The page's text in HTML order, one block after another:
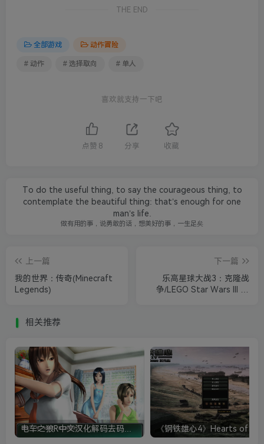
THE END
全部游戏 动作冒险
# 动作 # 选择取向 # 单人
喜欢就支持一下吧
点赞 8 分享 收藏
To do the useful thing, to say the courageous thing, to
contemplate the beautiful thing: that’s enough for one
man’s life.
做有用的事，说勇敢的话，想美好的事，一生足矣
上一篇
我的世界：传奇(Minecraft
Legends)
下一篇
乐高星球大战3：克隆战
争/LEGO Star Wars III of
相关推荐